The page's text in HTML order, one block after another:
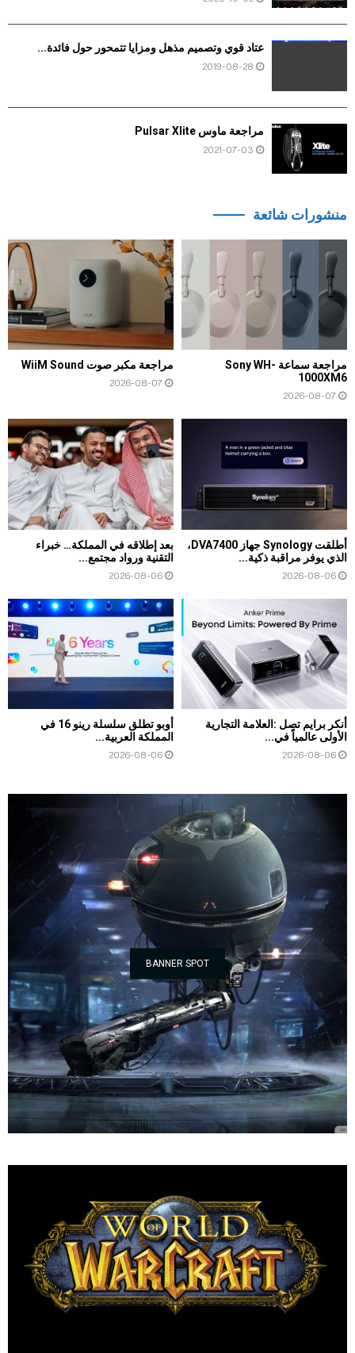
عتاد قوي وتصميم مذهل ومزايا تتمحور حول فائدة...
2019-08-28
مراجعة ماوس Pulsar Xlite
2021-07-03
منشورات شائعة
مراجعة سماعة Sony WH-
1000XM6
2026-08-07
مراجعة مكبر صوت WiiM Sound
2026-08-07
أطلقت Synology جهاز DVA7400،
الذي يوفر مراقبة ذكية...
2026-08-06
بعد إطلاقه في المملكة… خبراء
التقنية ورواد مجتمع...
2026-08-06
أنكر برايم تصل :العلامة التجارية
الأولى عالمياً في...
2026-08-06
أوبو تطلق سلسلة رينو 16 في
المملكة العربية...
2026-08-06
BANNER SPOT